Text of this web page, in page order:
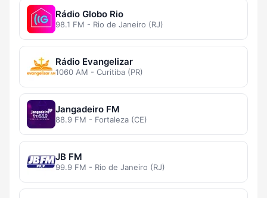
Rádio Globo Rio
98.1 FM - Rio de Janeiro (RJ)
Rádio Evangelizar
1060 AM - Curitiba (PR)
Jangadeiro FM
88.9 FM - Fortaleza (CE)
JB FM
99.9 FM - Rio de Janeiro (RJ)